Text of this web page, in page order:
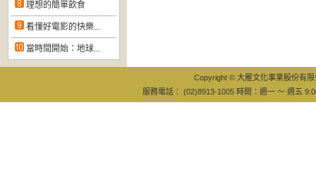
理想的簡單飲食
看懂好電影的快樂...
當時間開始：地球...
Copyright © 大雁文化事業股份有
服務電話： (02)8913-1005 時間：週一 ～ 週五